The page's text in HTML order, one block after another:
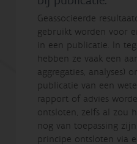
Geassocieerde
gebruikt worden voor
in een publicatie. In
hebben ze vaak een
aggregaties, analyses)
publicatie van een
rapport of advies
ontsloten, zelfs al zou
nog van toepassing
principe ontsloten via